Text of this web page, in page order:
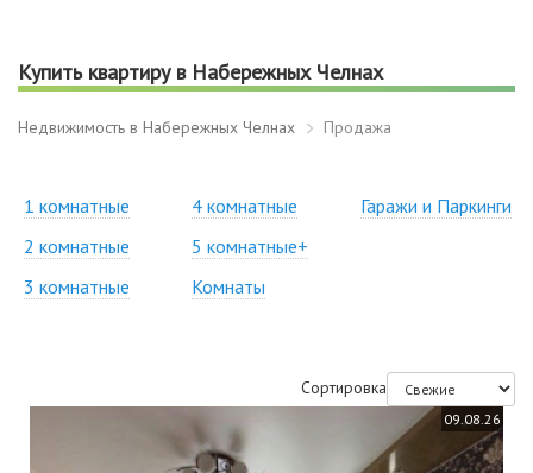
Купить квартиру в Набережных Челнах
Недвижимость в Набережных Челнах Продажа
1 комнатные
2 комнатные
3 комнатные
4 комнатные
5 комнатные+
Комнаты
Гаражи и Паркинги
Сортировка
09.08.26